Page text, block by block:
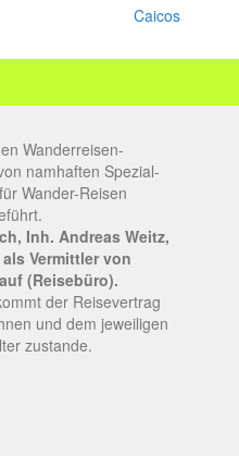
Caicos
Wanderreisen-
namhaften Spezial-
Wander-Reisen
Inh. Andreas Weitz,
Vermittler von
(Reisebüro).
der Reisevertrag
und dem jeweiligen
zustande.